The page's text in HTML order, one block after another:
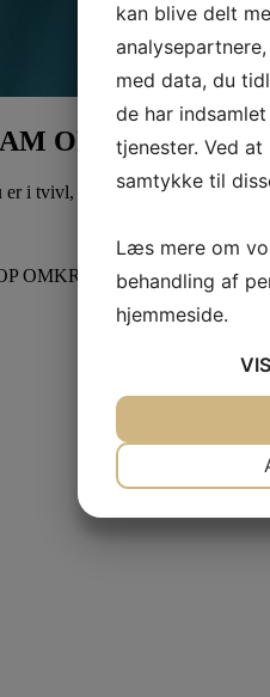
OP OMKRING
i tvivl, skal skal godt videre
OMKRING
kan blive delt
med data, du
de har
tjenester. Ved
samtykke til
Læs mere om
behandling af
hjemmeside.
VIS